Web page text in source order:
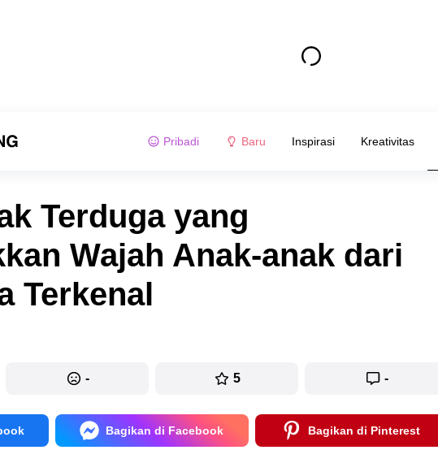
Pribadi Baru Inspirasi Kreativitas
Terduga yang
Wajah Anak-anak dari
Terkenal
- 5 -
Bagikan di Facebook Bagikan di Pinterest